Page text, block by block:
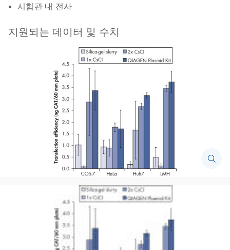
시험관 내 전사
지원되는 데이터 및 수치